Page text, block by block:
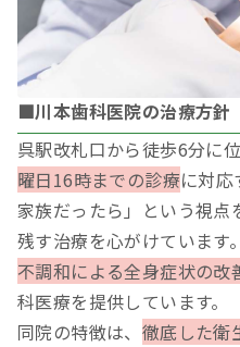
■川本歯科医院の治療方針
呉駅改札口から徒歩6分に
曜日16時までの診療に対
家族だったら」という視点
残す治療を心がけています
不調和による全身症状の改
科医療を提供しています。
同院の特徴は、 徹底した衛